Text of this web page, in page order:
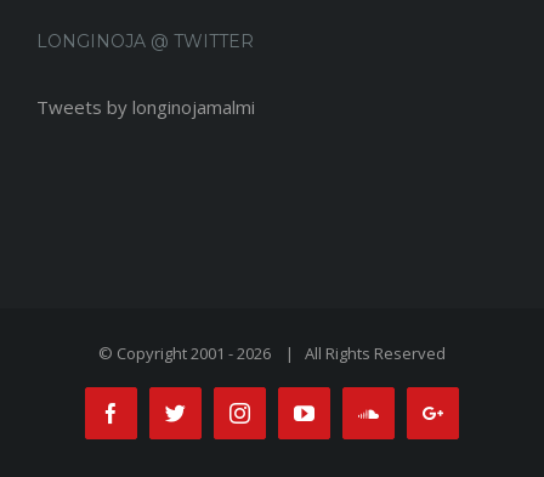
© Copyright 2001 -2026 | All Rights Reserved